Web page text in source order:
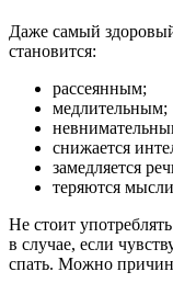
Даже самый
становится:
рассеянным;
медлительным;
снижается
замедляется
теряются
Не стоит
в случае, если
спать. Можно